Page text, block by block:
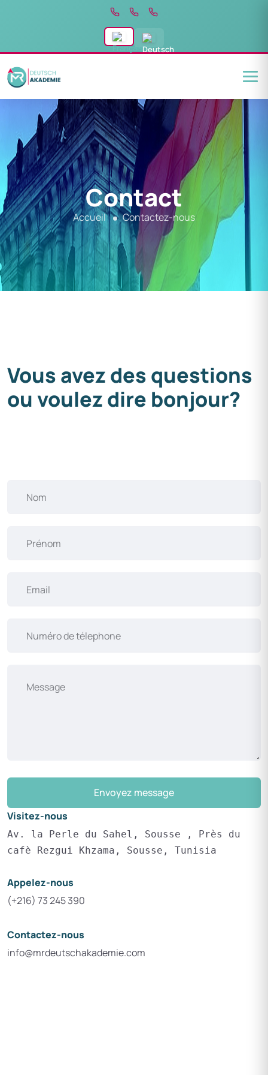
Contact
Accueil Contactez-nous
Vous avez des questions
ou voulez dire bonjour?
Envoyez message
Visitez-nous
Av. la Perle du Sahel, Sousse , Près du
cafè Rezgui Khzama, Sousse, Tunisia
Appelez-nous
(+216) 73 245 390
Contactez-nous
info@mrdeutschakademie.com